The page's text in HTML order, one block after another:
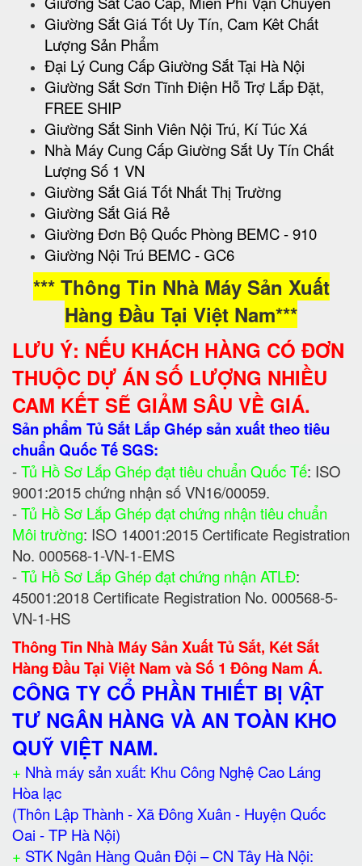
Giường Sắt Giá Tốt Uy Tín, Cam Kêt Chất
Lượng Sản Phẩm
Đại Lý Cung Cấp Giường Sắt Tại Hà Nội
Giường Sắt Sơn Tĩnh Điện Hỗ Trợ Lắp Đặt,
FREE SHIP
Giường Sắt Sinh Viên Nội Trú, Kí Túc Xá
Nhà Máy Cung Cấp Giường Sắt Uy Tín Chất
Lượng Số 1 VN
Giường Sắt Giá Tốt Nhất Thị Trường
Giường Sắt Giá Rẻ
Giường Đơn Bộ Quốc Phòng BEMC - 910
Giường Nội Trú BEMC - GC6
*** Thông Tin Nhà Máy Sản Xuất
Hàng Đầu Tại Việt Nam***
LƯU Ý: NẾU KHÁCH HÀNG CÓ ĐƠN
THUỘC DỰ ÁN SỐ LƯỢNG NHIỀU
CAM KẾT SẼ GIẢM SÂU VỀ GIÁ.
Sản phẩm Tủ Sắt Lắp Ghép sản xuất theo tiêu
chuẩn Quốc Tế SGS:
-Tủ Hồ Sơ Lắp Ghép đạt tiêu chuẩn Quốc Tế: ISO
9001:2015 chứng nhận số VN16/00059.
-Tủ Hồ Sơ Lắp Ghép đạt chứng nhận tiêu chuẩn
Môi trường: ISO 14001:2015 Certificate Registration
No. 000568-1-VN-1-EMS
-Tủ Hồ Sơ Lắp Ghép đạt chứng nhận ATLĐ:
45001:2018 Certificate Registration No. 000568-5-
VN-1-HS
Thông Tin Nhà Máy Sản Xuất Tủ Sắt, Két Sắt
Hàng Đầu Tại Việt Nam và Số 1 Đông Nam Á.
CÔNG TY CỔ PHẦN THIẾT BỊ VẬT
TƯ NGÂN HÀNG VÀ AN TOÀN KHO
QUỸ VIỆT NAM.
+ Nhà máy sản xuất: Khu Công Nghệ Cao Láng
Hòa lạc
(Thôn Lập Thành - Xã Đông Xuân - Huyện Quốc
Oai - TP Hà Nội)
+ STK Ngân Hàng Quân Đội – CN Tây Hà Nội: